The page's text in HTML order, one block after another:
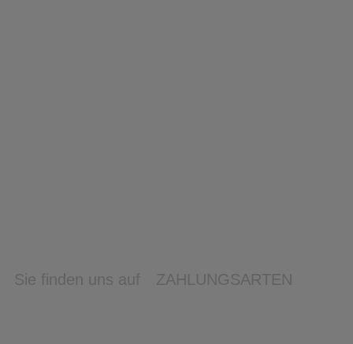
Sie finden uns auf ZAHLUNGSARTEN